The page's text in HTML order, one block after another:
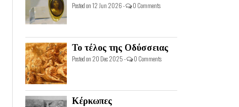
Posted on 12 Jun 2026 - 0 Comments
Το τέλος της Οδύσσειας
Posted on 20 Dec 2025 - 0 Comments
Κέρκωπες